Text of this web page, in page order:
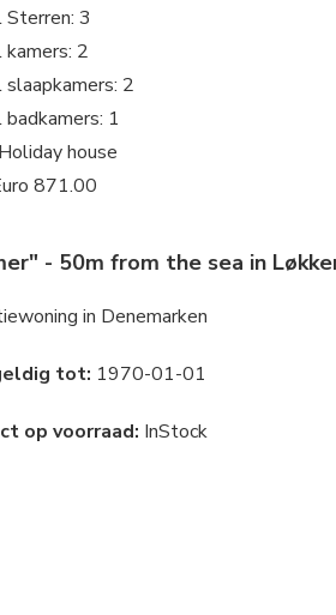
3
2
2
1
house
871.00
- 50m from the sea in
in Denemarken
tot: 1970-01-01
op voorraad: InStock